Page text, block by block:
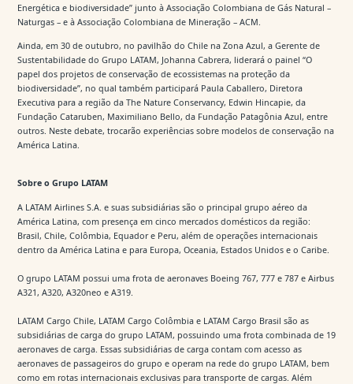
Energética e biodiversidade” junto à Associação Colombiana de Gás Natural –
Naturgas – e à Associação Colombiana de Mineração – ACM.
Ainda, em 30 de outubro, no pavilhão do Chile na Zona Azul, a Gerente de
Sustentabilidade do Grupo LATAM, Johanna Cabrera, liderará o painel “O
papel dos projetos de conservação de ecossistemas na proteção da
biodiversidade”, no qual também participará Paula Caballero, Diretora
Executiva para a região da The Nature Conservancy, Edwin Hincapie, da
Fundação Cataruben, Maximiliano Bello, da Fundação Patagônia Azul, entre
outros. Neste debate, trocarão experiências sobre modelos de conservação na
América Latina.
Sobre o Grupo LATAM
A LATAM Airlines S.A. e suas subsidiárias são o principal grupo aéreo da
América Latina, com presença em cinco mercados domésticos da região:
Brasil, Chile, Colômbia, Equador e Peru, além de operações internacionais
dentro da América Latina e para Europa, Oceania, Estados Unidos e o Caribe.
O grupo LATAM possui uma frota de aeronaves Boeing 767, 777 e 787 e Airbus
A321, A320, A320neo e A319.
LATAM Cargo Chile, LATAM Cargo Colômbia e LATAM Cargo Brasil são as
subsidiárias de carga do grupo LATAM, possuindo uma frota combinada de 19
aeronaves de carga. Essas subsidiárias de carga contam com acesso as
aeronaves de passageiros do grupo e operam na rede do grupo LATAM, bem
como em rotas internacionais exclusivas para transporte de cargas. Além